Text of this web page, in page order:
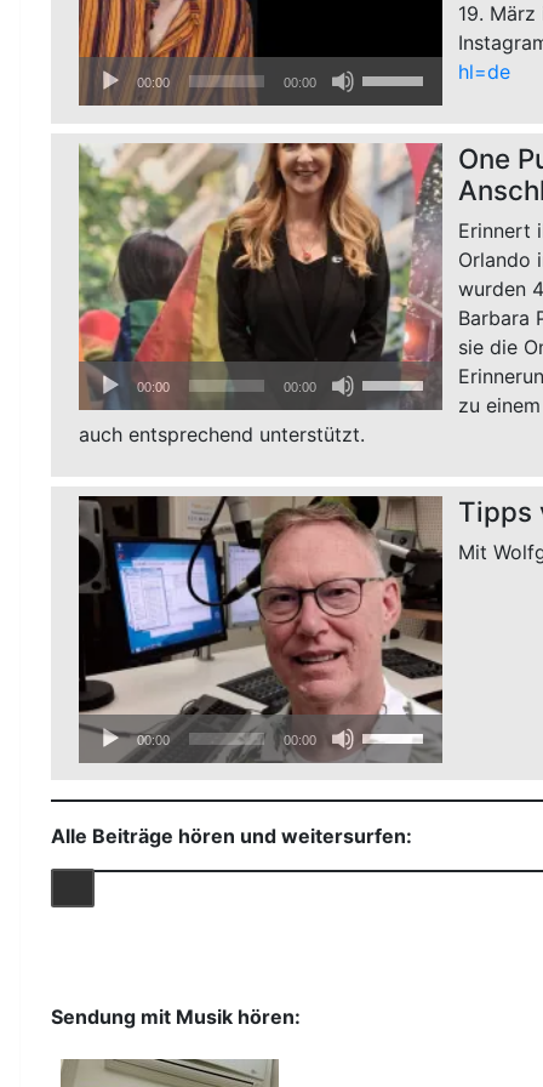
Audio-
Player
00:00 00:00
die
Lautstärke
zu
regeln.
19.
hl=de
Audio-
Player
00:00 00:00
Hoch/Runter
Lautstärke
zu
regeln.
One
Erinnert
Orlando
wurden
Barbara
sie die
zu
auch entsprechend unterstützt.
Audio-
Player
00:00 00:00
Pfeiltasten
Hoch/Runter
die
Lautstärke
Tipps
Mit
Alle Beiträge hören und weitersurfen:
Sendung mit Musik hören: